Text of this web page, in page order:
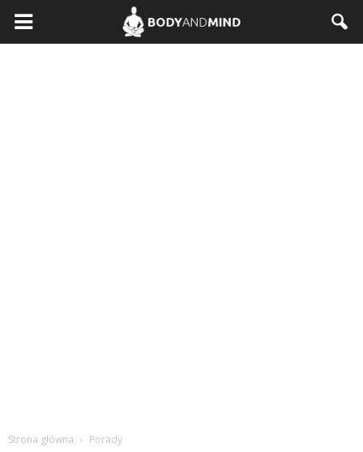
BodyAndMind.pl
Strona główna Porady